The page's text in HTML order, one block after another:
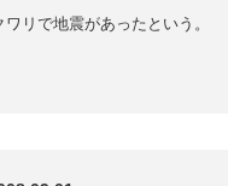
リで地震があったという。